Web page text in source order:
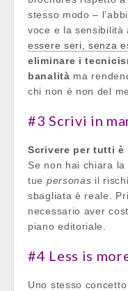
stesso modo –
voce e la sensibilità
essere seri, senza
eliminare i
banalità ma
chi non è non del
#3 Scrivi in
Scrivere per tutti è
Se non hai chiara la
tue personas il
sbagliata è reale.
necessario aver
piano editoriale.
#4 Less is
Uno stesso